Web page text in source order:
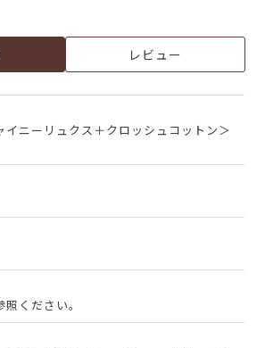
レビュー
イニーリュクス＋クロッシュコットン＞
ください。